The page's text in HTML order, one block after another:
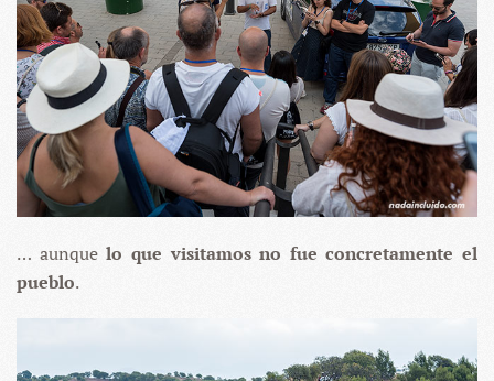
… aunquelo que visitamos no fue concretamente el
pueblo.